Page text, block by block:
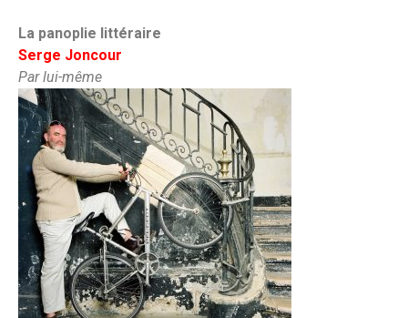
La panoplie littéraire
Serge Joncour
Par lui-même